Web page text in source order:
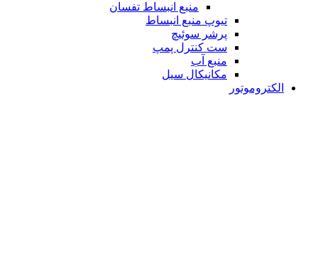
منبع انبساط تفسان
تیوپ منبع انبساط
پرشر سوئیچ
ست کنترل پمپ
منبع آب
مکانیکال سیل
الکتروموتور